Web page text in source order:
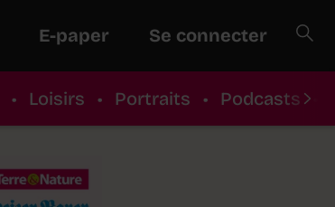
E-paper Se connecter
• Loisirs • Portraits • Podcasts